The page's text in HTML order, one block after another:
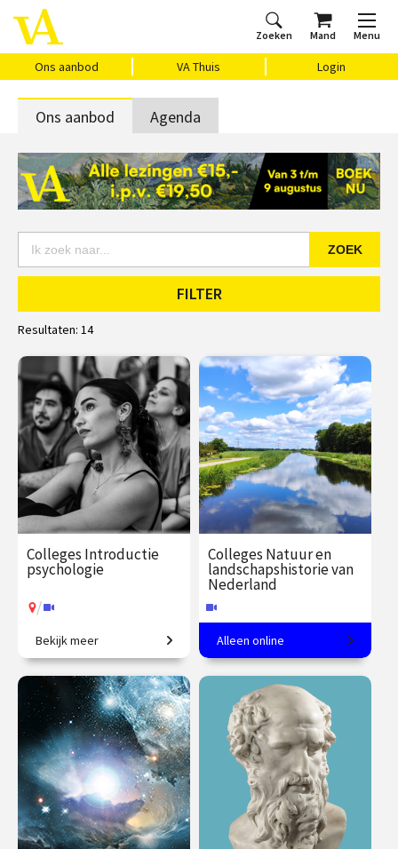
Zoeken Mand Menu
Ons aanbod VA Thuis Login
Home
Ons aanbod
Agenda
VAthuis
Over ons
Vragen?
Cadeaubon
Ons aanbod Agenda
ZOEK
FILTER
Resultaten: 14
Colleges Introductie
psychologie
/
Van gedrag tot geheugen,
van stoornissen tot therapie.
€ 345.00
vanaf 22
sep.
/ Op locatie of online
Bekijk meer
Colleges Natuur en
landschapshistorie van
Nederland
Leer het landschap lezen.
€ 217.00
vanaf 26
jan.
Online
Alleen online